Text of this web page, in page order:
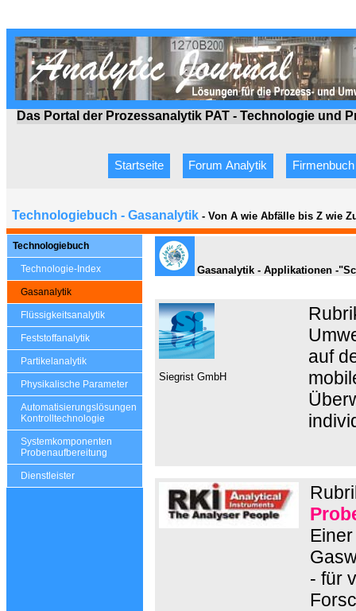
Das Portal der Prozessanalytik PAT - Technologie und
Startseite Forum Analytik Firmenbuch
Technologiebuch - Gasanalytik - Von A wie Abfälle bis Z wie
Technologiebuch
Technologie-Index
Gasanalytik
Flüssigkeitsanalytik
Feststoffanalytik
Partikelanalytik
Physikalische Parameter
Automatisierungslösungen
Kontrolltechnologie
Systemkomponenten
Probenaufbereitung
Dienstleister
Gasanalytik - Applikationen -
Siegrist GmbH
auf
- für